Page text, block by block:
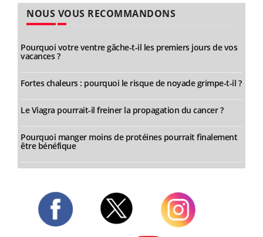
NOUS VOUS RECOMMANDONS
Pourquoi votre ventre gâche-t-il les premiers jours de vos
vacances ?
Fortes chaleurs : pourquoi le risque de noyade grimpe-t-il ?
Le Viagra pourrait-il freiner la propagation du cancer ?
Pourquoi manger moins de protéines pourrait finalement
être bénéfique